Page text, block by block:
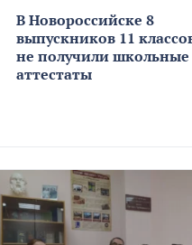
В Новороссийске 8
выпускников 11
не получили школьные
аттестаты